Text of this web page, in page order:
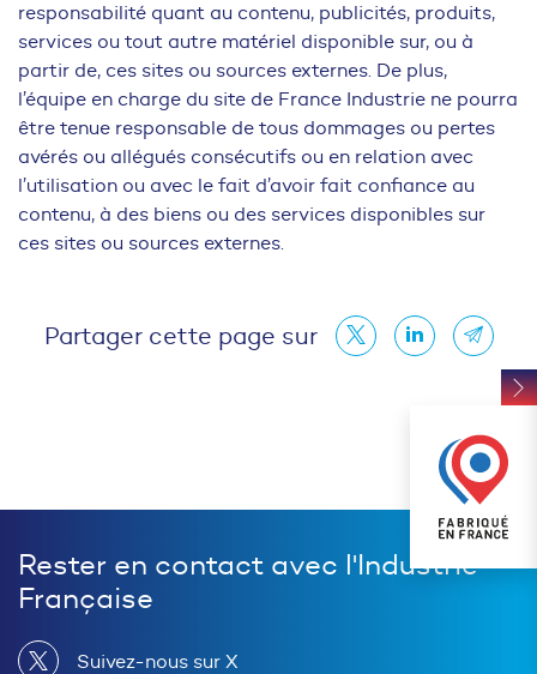
responsabilité quant au contenu, publicités, produits,
services ou tout autre matériel disponible sur, ou à
partir de, ces sites ou sources externes. De plus,
l’équipe en charge du site de France Industrie ne pourra
être tenue responsable de tous dommages ou pertes
avérés ou allégués consécutifs ou en relation avec
l’utilisation ou avec le fait d’avoir fait confiance au
contenu, à des biens ou des services disponibles sur
ces sites ou sources externes.
Partager cette page sur
Rester en contact avec l'Industrie
Française
Suivez-nous sur X